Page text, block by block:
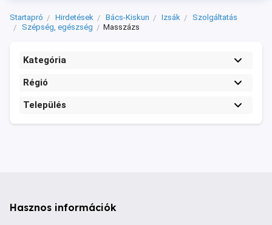
Startapró Hirdetések Bács-Kiskun Izsák
Szolgáltatás
Szépség, egészség
Masszázs
Kategória
Régió
Település
Hasznos információk